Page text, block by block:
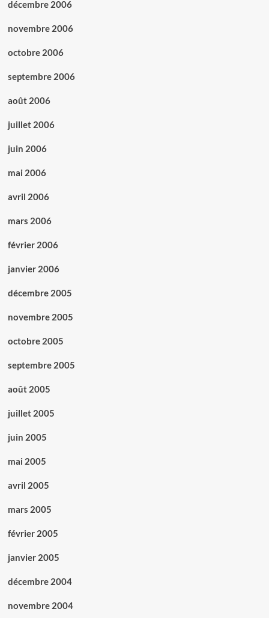
décembre 2006
novembre 2006
octobre 2006
septembre 2006
août 2006
juillet 2006
juin 2006
mai 2006
avril 2006
mars 2006
février 2006
janvier 2006
décembre 2005
novembre 2005
octobre 2005
septembre 2005
août 2005
juillet 2005
juin 2005
mai 2005
avril 2005
mars 2005
février 2005
janvier 2005
décembre 2004
novembre 2004